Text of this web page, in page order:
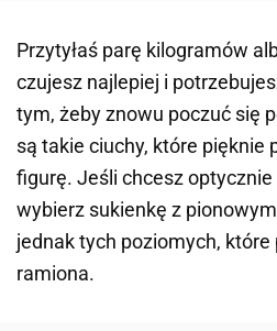
Przytyłaś parę kilogramów
czujesz najlepiej i
tym, żeby znowu poczuć się
są takie ciuchy, które pięknie
figurę. Jeśli chcesz
wybierz sukienkę z
jednak tych poziomych, które
ramiona.